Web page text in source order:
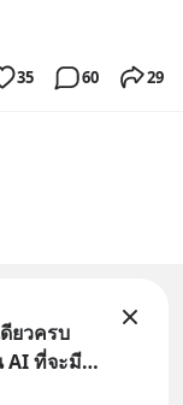
35 60 29
ยวครบ
AI ที่จะมี
วัติศาสตร์